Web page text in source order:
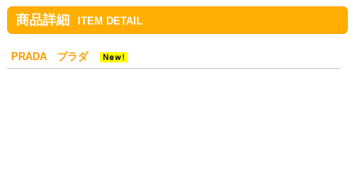
商品詳細 ITEM DETAIL
PRADA プラダ